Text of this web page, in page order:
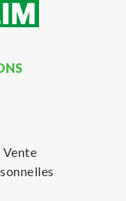
Vente